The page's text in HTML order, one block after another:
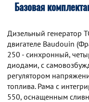
Базовая
Дизельный генератор
двигателе Baudouin
250 - синхронный,
диодами, с
регулятором
топлива. Рама с
550, оснащенным